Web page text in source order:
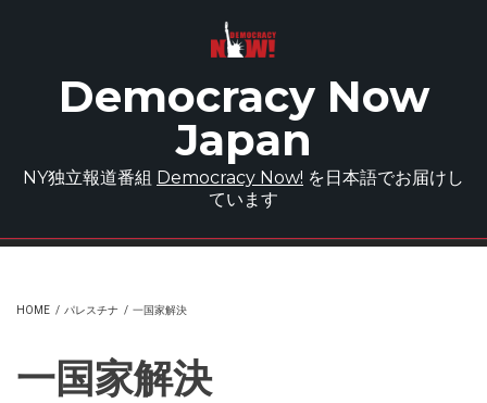
Democracy Now
Japan
NY独立報道番組 Democracy Now! を日本語でお届けし
ています
HOME / パレスチナ / 一国家解決
一国家解決